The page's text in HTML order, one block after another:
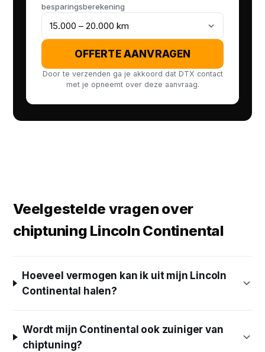
besparingsberekening
OFFERTE AANVRAGEN
Door te verzenden ga je akkoord dat DTX contact
met je opneemt over deze aanvraag.
Veelgestelde vragen over
chiptuning Lincoln Continental
Hoeveel vermogen kan ik uit mijn Lincoln
Continental halen?
Wordt mijn Continental ook zuiniger van
chiptuning?